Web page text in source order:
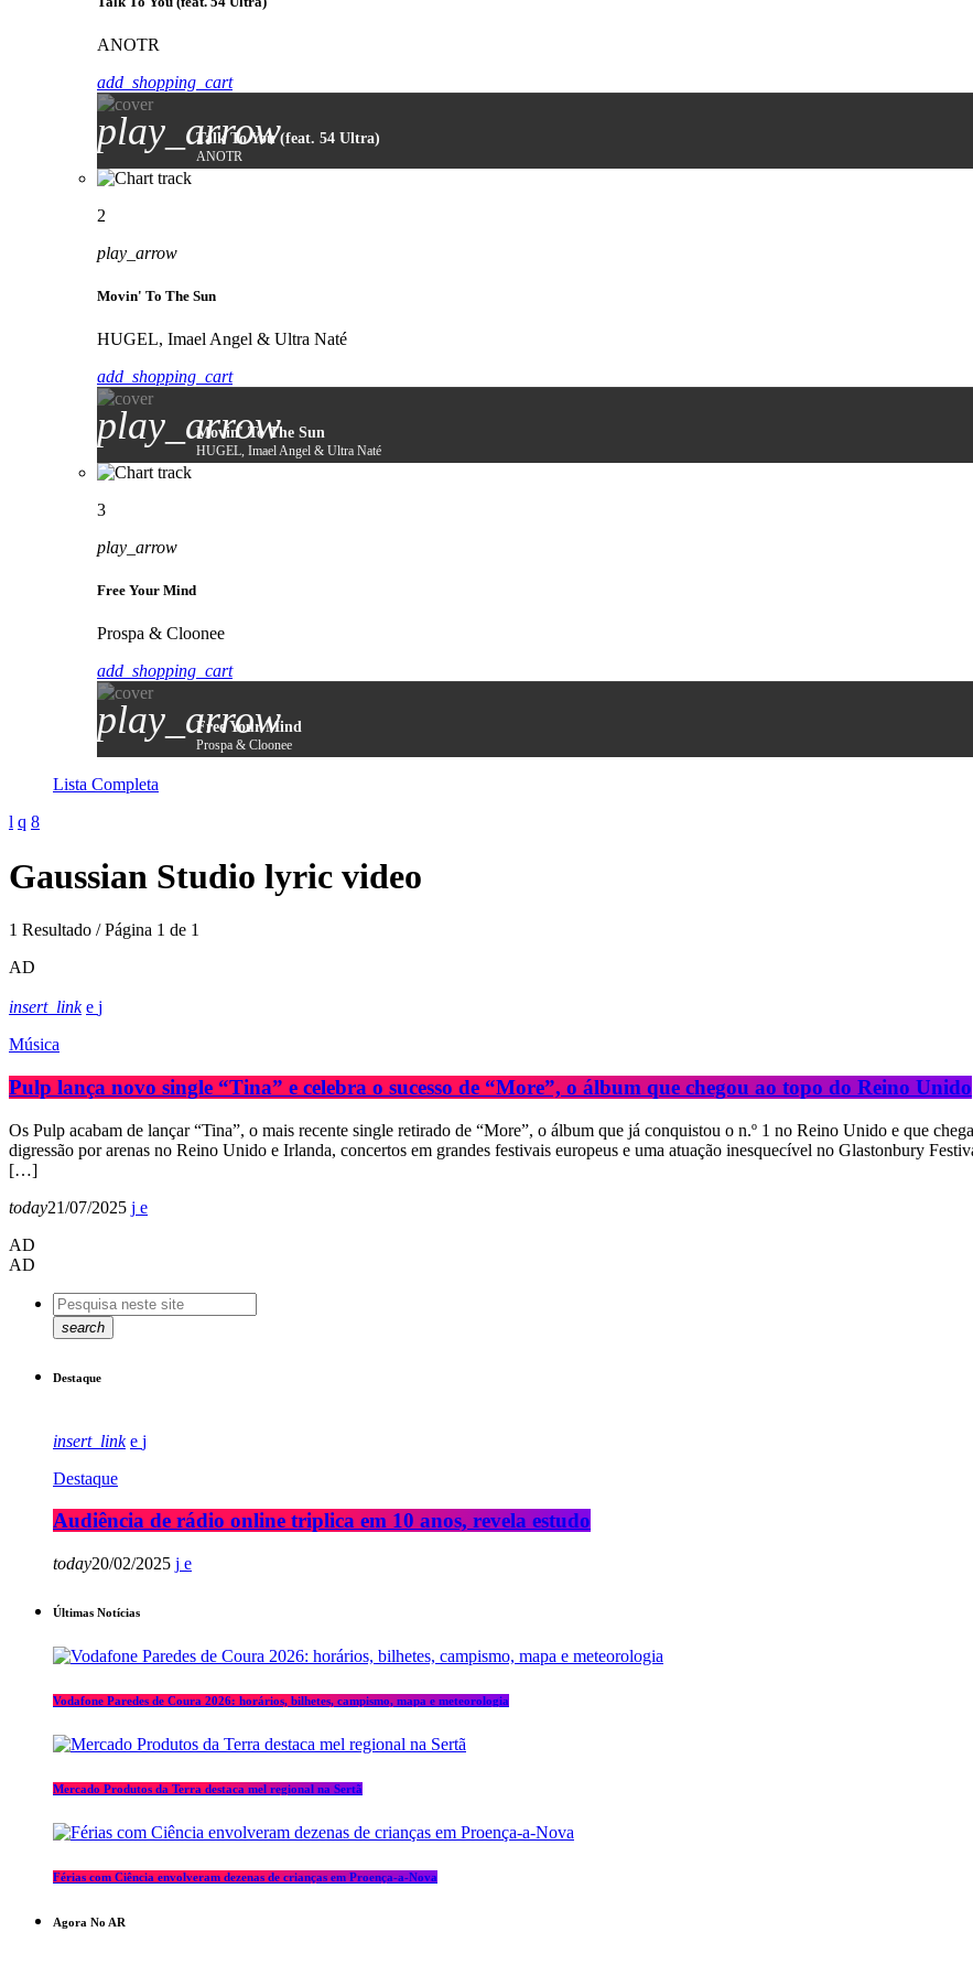
ANOTR
add_shopping_cart
play_arrowTalk To You (feat. 54 Ultra)
ANOTR
2
play_arrow
Movin' To The Sun
HUGEL, Imael Angel & Ultra Naté
add_shopping_cart
play_arrow
Movin' To The Sun
HUGEL, Imael Angel & Ultra Naté
3
play_arrow
Free Your Mind
Prospa & Cloonee
add_shopping_cart
play_arrow
Free Your Mind
Prospa & Cloonee
Lista Completa
Gaussian Studio lyric video
1 Resultado / Página 1 de 1
AD
insert_link
Música
Pulp lança novo single “Tina” e celebra o sucesso de “More”, o álbum que chegou ao topo do Reino Unido
Os Pulp acabam de lançar “Tina”, o mais recente single retirado de “More”, o álbum que já conquistou o n.º 1 no Reino Unido e que
digressão por arenas no Reino Unido e Irlanda, concertos em grandes festivais europeus e uma atuação inesquecível no Glastonbury
[…]
today21/07/2025
AD
AD
search
Destaque
insert_link
Destaque
Audiência de rádio online triplica em 10 anos, revela estudo
today20/02/2025
Últimas Notícias
Vodafone Paredes de Coura 2026: horários, bilhetes, campismo, mapa e meteorologia
Mercado Produtos da Terra destaca mel regional na Sertã
Férias com Ciência envolveram dezenas de crianças em Proença-a-Nova
Agora No AR